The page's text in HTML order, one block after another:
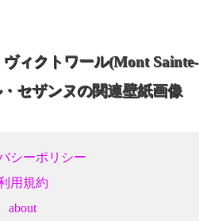
ィクトワール(Mont Sainte-
セザンヌの関連壁紙画像
シーポリシー
用規約
about